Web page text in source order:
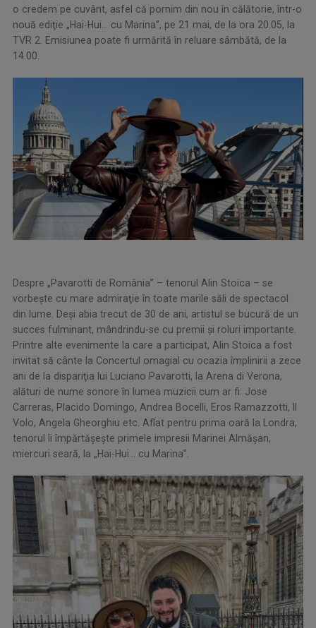
o credem pe cuvânt, asfel că pornim din nou în călătorie, într-o
nouă ediţie „Hai-Hui… cu Marina”, pe 21 mai, de la ora 20.05, la
TVR 2. Emisiunea poate fi urmărită în reluare sâmbătă, de la
14.00.
Despre „Pavarotti de România” – tenorul Alin Stoica – se
vorbeşte cu mare admiraţie în toate marile săli de spectacol
din lume. Deşi abia trecut de 30 de ani, artistul se bucură de un
succes fulminant, mândrindu-se cu premii şi roluri importante.
Printre alte evenimente la care a participat, Alin Stoica a fost
invitat să cânte la Concertul omagial cu ocazia împlinirii a zece
ani de la dispariţia lui Luciano Pavarotti, la Arena di Verona,
alături de nume sonore în lumea muzicii cum ar fi: Jose
Carreras, Placido Domingo, Andrea Bocelli, Eros Ramazzotti, Il
Volo, Angela Gheorghiu etc. Aflat pentru prima oară la Londra,
tenorul îi împărtăşeşte primele impresii Marinei Almăşan,
miercuri seară, la „Hai-Hui... cu Marina”.